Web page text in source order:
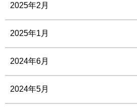
2025年2月
2025年1月
2024年6月
2024年5月